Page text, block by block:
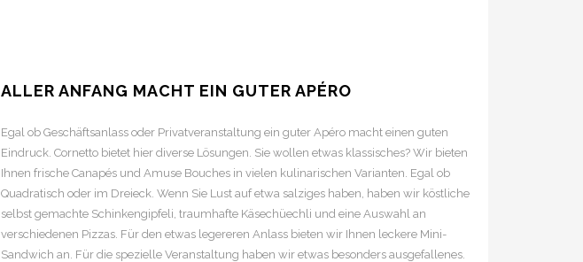
ALLER ANFANG MACHT EIN GUTER APÉRO
Egal ob Geschäftsanlass oder Privatveranstaltung ein guter Apéro macht einen guten
Eindruck. Cornetto bietet hier diverse Lösungen. Sie wollen etwas klassisches? Wir bieten
Ihnen frische Canapés und Amuse Bouches in vielen kulinarischen Varianten. Egal ob
Quadratisch oder im Dreieck. Wenn Sie Lust auf etwa salziges haben, haben wir köstliche
selbst gemachte Schinkengipfeli, traumhafte Käsechüechli und eine Auswahl an
verschiedenen Pizzas. Für den etwas legereren Anlass bieten wir Ihnen leckere Mini-
Sandwich an. Für die spezielle Veranstaltung haben wir etwas besonders ausgefallenes.